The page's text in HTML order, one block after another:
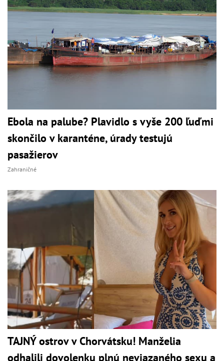
Ebola na palube? Plavidlo s vyše 200 ľuďmi
skončilo v karanténe, úrady testujú
pasažierov
Zahraničné
TAJNÝ ostrov v Chorvátsku! Manželia
odhalili dovolenku plnú neviazaného sexu a